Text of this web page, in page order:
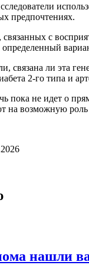
предпочтениях.
с
определенный
связана ли эта
2-го типа и
пока не идет о
на возможную
нашли